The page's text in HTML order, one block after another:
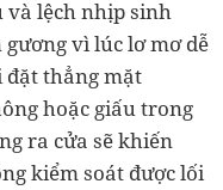
và lệch nhịp sinh
vì lúc lơ mơ dễ
thẳng mặt
hoặc giấu trong
ra cửa sẽ khiến
kiểm soát được lối